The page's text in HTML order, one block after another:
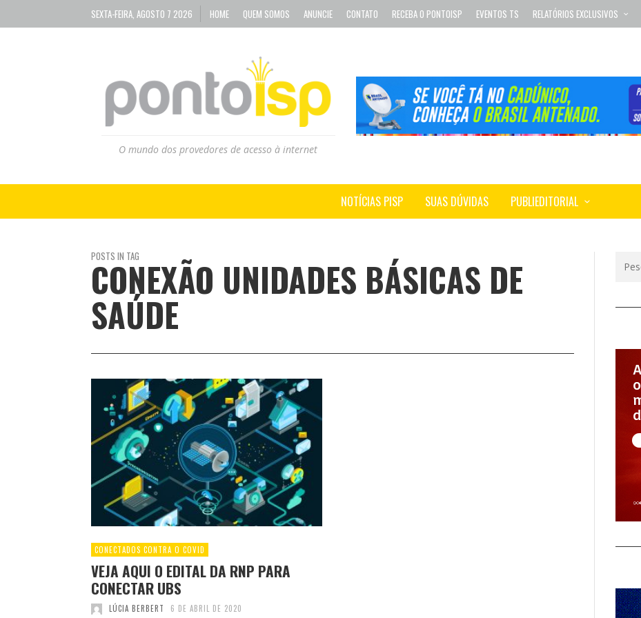
SEXTA-FEIRA, AGOSTO 7 2026 HOME QUEM SOMOS ANUNCIE CONTATO RECEBA O PONTOISP EVENTOS TS RELATÓRIOS EXCLUSIVOS
O mundo dos provedores de acesso à internet
NOTÍCIAS PISP SUAS DÚVIDAS PUBLIEDITORIAL
POSTS IN TAG
CONEXÃO UNIDADES BÁSICAS DE
SAÚDE
CONECTADOS CONTRA O COVID
VEJA AQUI O EDITAL DA RNP PARA
CONECTAR UBS
LÚCIA BERBERT 6 DE ABRIL DE 2020